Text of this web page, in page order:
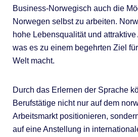
Business-Norwegisch auch die
Norwegen selbst zu arbeiten.
hohe Lebensqualität und
was es zu einem begehrten Ziel
Welt macht.
Durch das Erlernen der Sprache
Berufstätige nicht nur auf dem
Arbeitsmarkt positionieren,
auf eine Anstellung in